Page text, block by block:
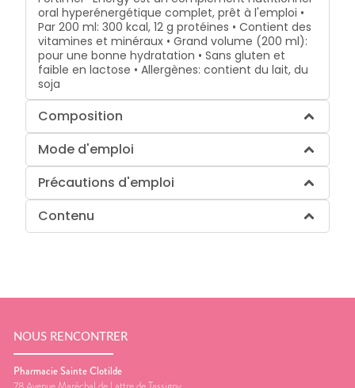
oral hyperénergétique complet, prêt à l'emploi •
Par 200 ml: 300 kcal, 12 g protéines • Contient des
vitamines et minéraux • Grand volume (200 ml):
pour une bonne hydratation • Sans gluten et
faible en lactose • Allergènes: contient du lait, du
soja
Composition
Mode d'emploi
Précautions d'emploi
Contenu
NOUS RENCONTRER
Pharmacie Sainte Clotilde